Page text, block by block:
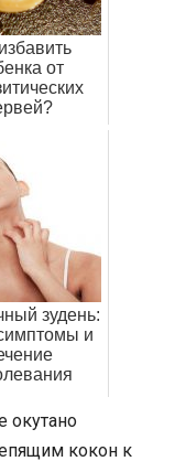
от
зудень:
и
окутано
кокон к